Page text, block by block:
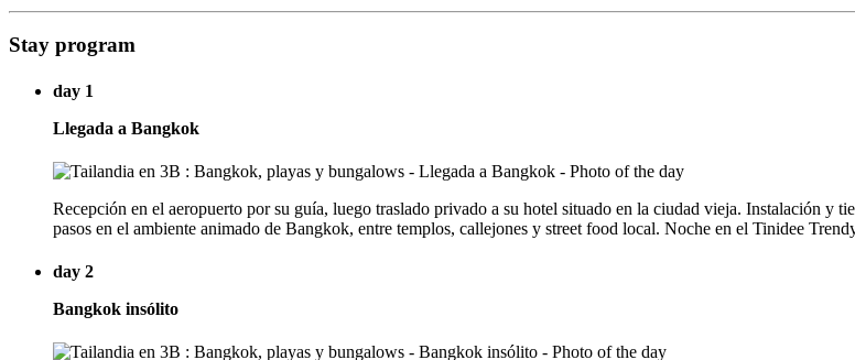
Stay program
day 1
Llegada a Bangkok
Recepción en el aeropuerto por su guía, luego traslado privado a su hotel situado en la ciudad vieja. Instalación y
pasos en el ambiente animado de Bangkok, entre templos, callejones y street food local. Noche en el Tinidee
day 2
Bangkok insólito